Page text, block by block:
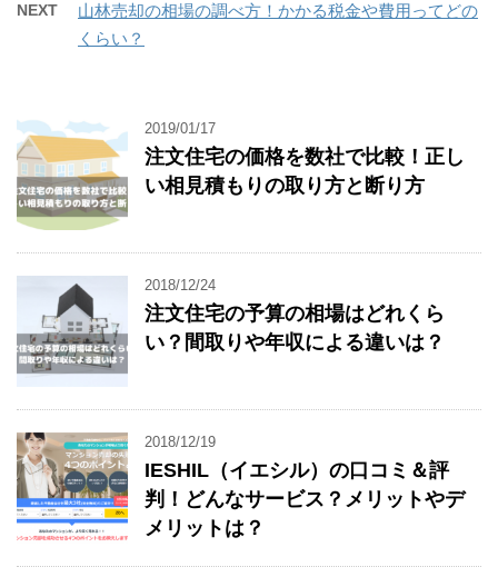
NEXT
山林売却の相場の調べ方！かかる税金や費用ってどの
くらい？
2019/01/17
注文住宅の価格を数社で比較！正し
い相見積もりの取り方と断り方
2018/12/24
注文住宅の予算の相場はどれくら
い？間取りや年収による違いは？
2018/12/19
IESHIL（イエシル）の口コミ＆評
判！どんなサービス？メリットやデ
メリットは？